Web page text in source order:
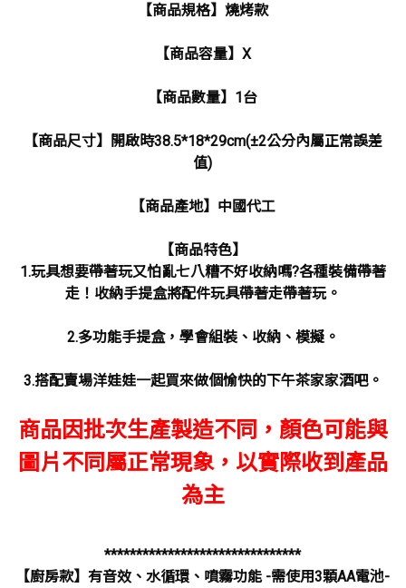
【商品規格】燒烤款
【商品容量】X
【商品數量】1台
【商品尺寸】開啟時38.5*18*29cm(±2公分內屬正常誤差
值)
【商品產地】中國代工
【商品特色】
1.玩具想要帶著玩又怕亂七八糟不好收納嗎?各種裝備帶著
走！收納手提盒將配件玩具帶著走帶著玩。
2.多功能手提盒，學會組裝、收納、模擬。
3.搭配賣場洋娃娃一起買來做個愉快的下午茶家家酒吧。
商品因批次生產製造不同，顏色可能與
圖片不同屬正常現象，以實際收到產品
為主
*******************************
【廚房款】有音效、水循環、噴霧功能 -需使用3顆AA電池-